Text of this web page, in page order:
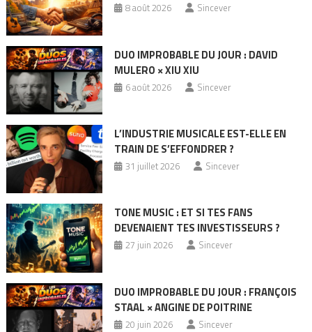
8 août 2026 Sincever
DUO IMPROBABLE DU JOUR : DAVID
MULERO × XIU XIU
6 août 2026 Sincever
L’INDUSTRIE MUSICALE EST-ELLE EN
TRAIN DE S’EFFONDRER ?
31 juillet 2026 Sincever
TONE MUSIC : ET SI TES FANS
DEVENAIENT TES INVESTISSEURS ?
27 juin 2026 Sincever
DUO IMPROBABLE DU JOUR : FRANÇOIS
STAAL × ANGINE DE POITRINE
20 juin 2026 Sincever